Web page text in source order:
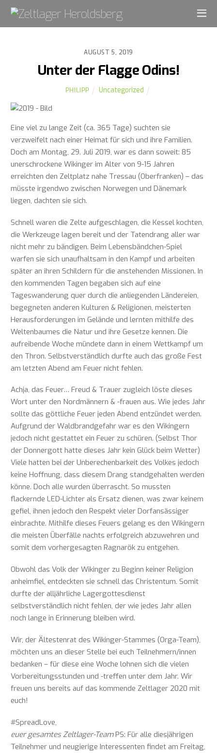
AUGUST 5, 2019
Unter der Flagge Odins!
PHILIPP Uncategorized
Eine viel zu lange Zeit (ca. 365 Tage) suchten sie
verzweifelt nach einer Heimat für sich und ihre Familien.
Doch am Montag, 29. Juli 2019, war es dann soweit: 85
unerschrockene Wikinger im Alter von 9-15 Jahren
erreichten den Zeltplatz nahe Tressau (Oberfranken) – das
müsste irgendwo zwischen Norwegen und Dänemark
liegen, dachten sie sich.
Schnell waren die Zelte aufgeschlagen, die Kessel kochten,
die Werkzeuge lagen bereit und der Tatendrang aller war
nicht mehr zu bändigen. Beim Lebensbändchen-Spiel
warfen sie sich unaufhaltsam in den Kampf und arbeiten
später an ihren Schildern für die anstehenden Missionen. In
den kommenden Tagen begaben sich auf eine
Tageswanderung quer durch die anliegenden Ländereien,
begegneten anderen Kulturen & Religionen, meisterten
Herausforderungen im Gelände und lernten mithilfe des
Weltenbaumes die Natur und ihre Gesetze kennen. Die
aufreibende Woche mündete dann in einem Wettkampf um
den Thron. Selbstverständlich durfte auch das große Fest
am letzten Abend am Feuer nicht fehlen.
Achja, das Feuer… Freud & Trauer zugleich löste dieses
Wort unter den Nordmännern & -frauen aus. Wie jedes Jahr
sollte das göttliche Feuer jeden Abend entzündet werden.
Aufgrund der Waldbrandgefahr war es den Wikingern
jedoch nicht gestattet ein Feuer zu schüren. (Selbst Thor
der Donnergott hatte dieses Jahr kein Glück beim Wetter)
Viele hatten bei der Unberechenbarkeit des Volkes jedoch
keine Hoffnung, dass diesem Drang standgehalten werden
könne. Doch alle wurden überrascht. So mussten
flackernde LED-Lichter als Ersatz dienen, was zwar keinem
gefiel, ihnen jedoch den Respekt vieler Dorfansässiger
einbrachte. Mithilfe dieses Feuers gelang es den Wikingern
die meisten Überfälle nachts erfolgreich abzuwehren und
somit dem vorhergesagten Ragnarök zu entgehen.
Obwohl das Volk der Wikinger zu Beginn keiner Religion
anheimfiel, entdeckten sie schnell das Christentum. Somit
durfte der alljährliche Lagergottesdienst
selbstverständlich nicht fehlen, der wie jedes Jahr allen
noch lange in Erinnerung bleiben wird.
Wir, der Ältestenrat des Wikinger-Stammes (Orga-Team),
möchten uns an dieser Stelle bei euch Teilnehmern/innen
bedanken – für diese eine Woche lohnen sich die vielen
Vorbereitungsstunden und -treffen unter dem Jahr. Wir
freuen uns bereits auf das kommende Zeltlager 2020 mit
euch!
#SpreadLove,
euer gesamtes Zeltlager-TeamPS: Für alle diesjährigen
Teilnehmer und neugierige Interessenten findet am Freitag,